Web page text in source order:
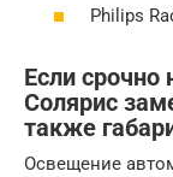
Philips
Если
Солярис
также
Освещение